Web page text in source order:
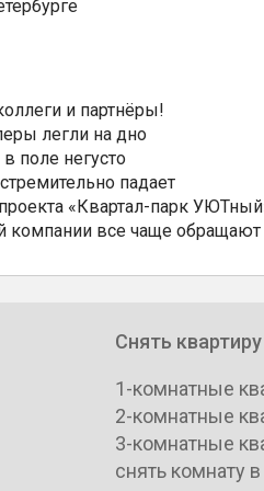
и партнёры!
легли на дно
поле негусто
падает
«Квартал-парк
все чаще обращают
Снять квартиру
1-комнатные
2-комнатные
3-комнатные
снять комнату